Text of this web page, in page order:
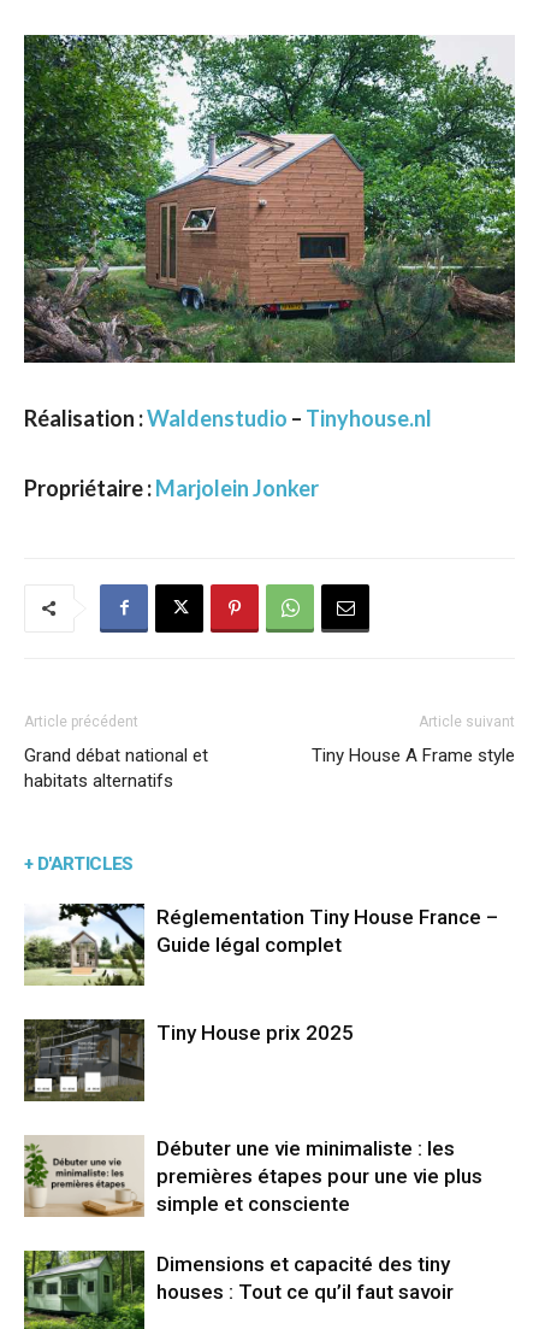
Réalisation :Waldenstudio – Tinyhouse.nl
Propriétaire :Marjolein Jonker
Article précédent
Grand débat national et
habitats alternatifs
Article suivant
Tiny House A Frame style
+ D'ARTICLES
Réglementation Tiny House France –
Guide légal complet
Tiny House prix 2025
Débuter une vie minimaliste : les
premières étapes pour une vie plus
simple et consciente
Dimensions et capacité des tiny
houses : Tout ce qu’il faut savoir